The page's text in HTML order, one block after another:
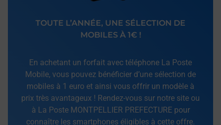
TOUTE L’ANNÉE, UNE SÉLECTION DE
MOBILES À 1€ !
En achetant un forfait avec téléphone La Poste
Mobile, vous pouvez bénéficier d’une sélection de
mobiles à 1 euro et ainsi vous offrir un modèle à
prix très avantageux ! Rendez-vous sur notre site ou
à La Poste MONTPELLIER PREFECTURE pour
connaître les smartphones éligibles à cette offre.